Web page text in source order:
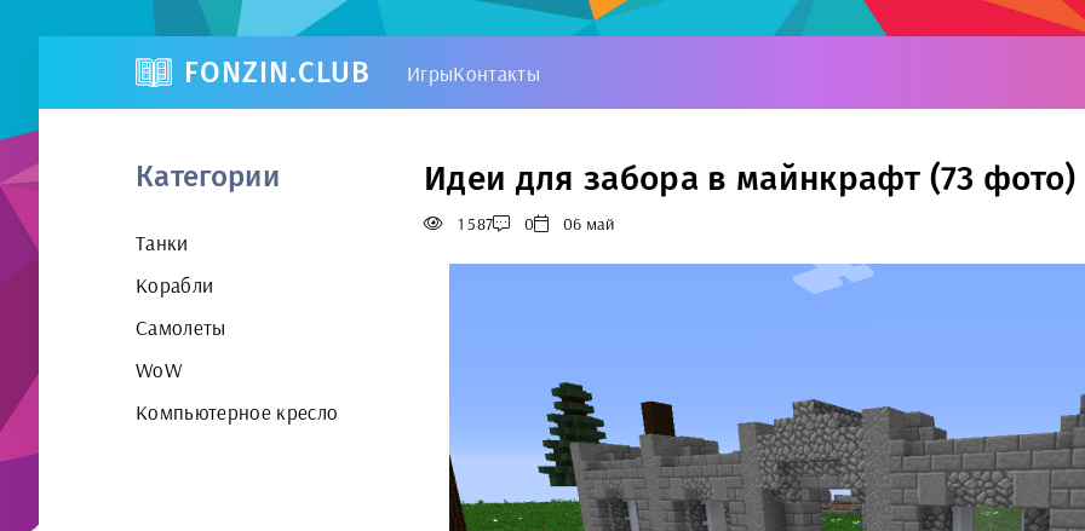
FONZIN.CLUB ИгрыКонтакты
Категории
Танки
Корабли
Самолеты
WoW
Компьютерное кресло
Идеи для забора в майнкрафт (73 фото)
1 587 0 06 май